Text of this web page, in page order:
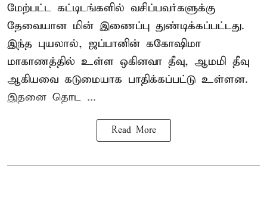
மேற்பட்ட கட்டிடங்களில் வசிப்பவர்களுக்கு
தேவையான மின் இணைப்பு துண்டிக்கப்பட்டது.
இந்த புயலால், ஜப்பானின் ககோஷிமா
மாகாணத்தில் உள்ள ஒகினவா தீவு, ஆமமி தீவு
ஆகியவை கடுமையாக பாதிக்கப்பட்டு உள்ளன.
இதனை தொட ...
Read More